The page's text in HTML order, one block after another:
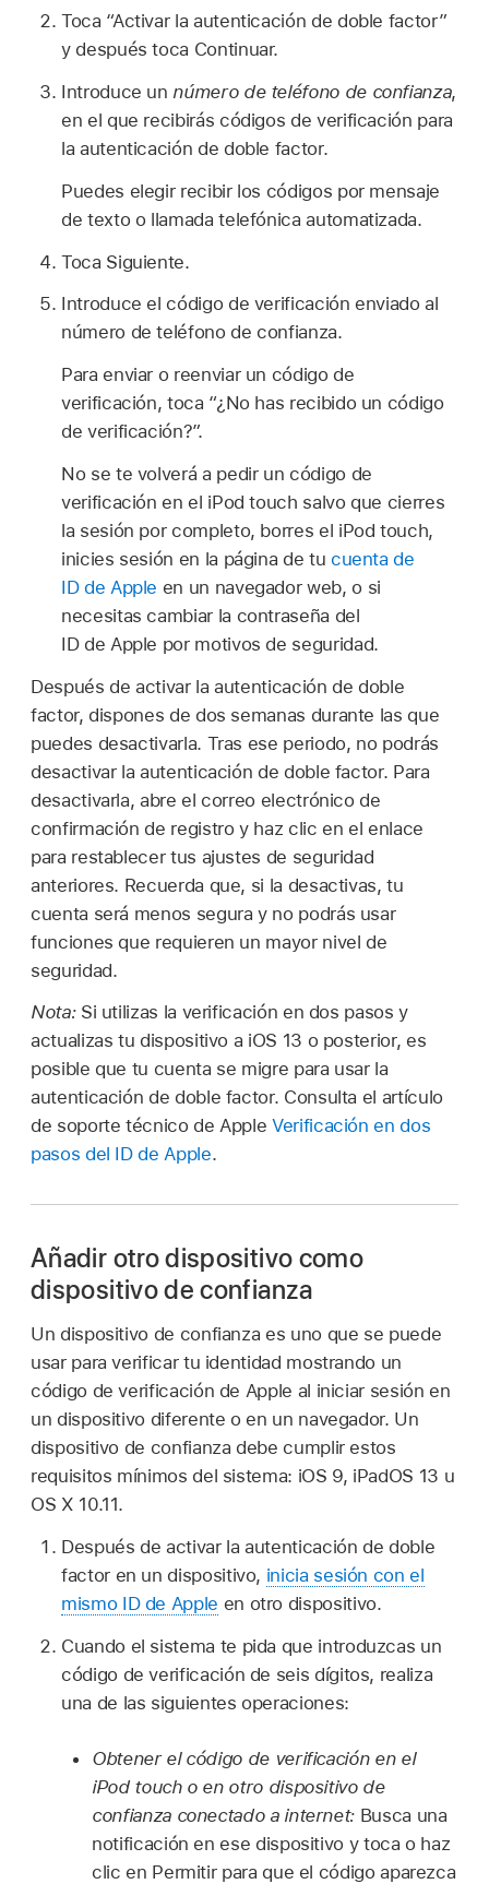
Toca “Activar la autenticación de doble factor”
y después toca Continuar.
Introduce un número de teléfono de confianza,
en el que recibirás códigos de verificación para
la autenticación de doble factor.
Puedes elegir recibir los códigos por mensaje
de texto o llamada telefónica automatizada.
Toca Siguiente.
Introduce el código de verificación enviado al
número de teléfono de confianza.
Para enviar o reenviar un código de
verificación, toca “¿No has recibido un código
de verificación?”.
No se te volverá a pedir un código de
verificación en el iPod touch salvo que cierres
la sesión por completo, borres el iPod touch,
inicies sesión en la página de tu cuenta de
ID de Apple en un navegador web, o si
necesitas cambiar la contraseña del
ID de Apple por motivos de seguridad.
Después de activar la autenticación de doble
factor, dispones de dos semanas durante las que
puedes desactivarla. Tras ese periodo, no podrás
desactivar la autenticación de doble factor. Para
desactivarla, abre el correo electrónico de
confirmación de registro y haz clic en el enlace
para restablecer tus ajustes de seguridad
anteriores. Recuerda que, si la desactivas, tu
cuenta será menos segura y no podrás usar
funciones que requieren un mayor nivel de
seguridad.
Nota: Si utilizas la verificación en dos pasos y
actualizas tu dispositivo a iOS 13 o posterior, es
posible que tu cuenta se migre para usar la
autenticación de doble factor. Consulta el artículo
de soporte técnico de AppleVerificación en dos
pasos del ID de Apple.
Añadir otro dispositivo como
dispositivo de confianza
Un dispositivo de confianza es uno que se puede
usar para verificar tu identidad mostrando un
código de verificación de Apple al iniciar sesión en
un dispositivo diferente o en un navegador. Un
dispositivo de confianza debe cumplir estos
requisitos mínimos del sistema: iOS 9, iPadOS 13 u
OS X 10.11.
Después de activar la autenticación de doble
factor en un dispositivo, inicia sesión con el
mismo ID de Apple en otro dispositivo.
Cuando el sistema te pida que introduzcas un
código de verificación de seis dígitos, realiza
una de las siguientes operaciones:
Obtener el código de verificación en el
iPod touch o en otro dispositivo de
confianza conectado a internet: Busca una
notificación en ese dispositivo y toca o haz
clic en Permitir para que el código aparezca